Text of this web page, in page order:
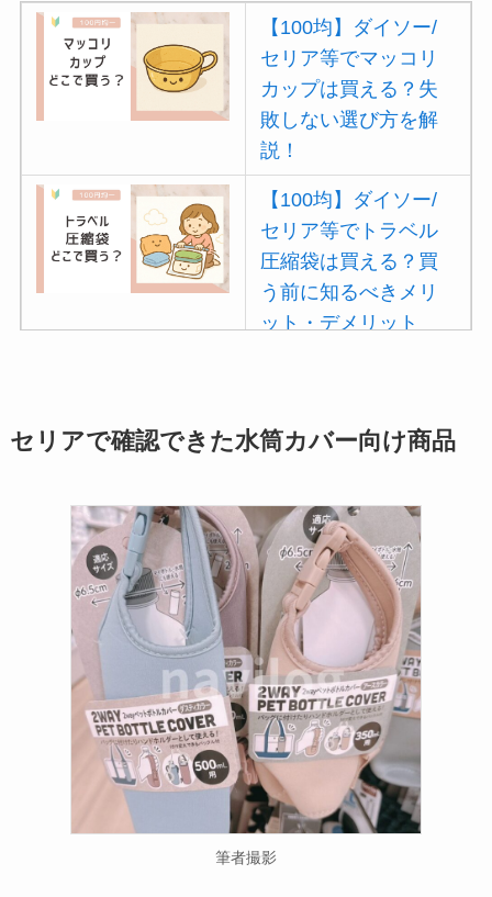
【100均】ダイソー/
セリア等でマッコリ
カップは買える？失
敗しない選び方を解
説！
【100均】ダイソー/
セリア等でトラベル
圧縮袋は買える？買
う前に知るべきメリ
ット・デメリット
セリア等でポイズン
を解説！
【100均】ダイソー/
セリア等でフロアラ
バーほうきは買え
る？選び方＆使い方
を徹底ガイド！
【100均】ダイソー/
セリア等でハンディ
ファンカバーは買え
る？おすすめ素材＆
選び方ガイド！
セリアで確認できた水筒カバー向け商品
筆者撮影